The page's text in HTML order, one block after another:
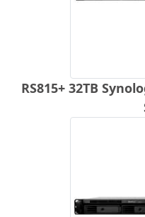
RS815+ 32TB